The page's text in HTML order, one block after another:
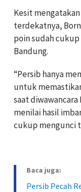
‎Kesit
terdekatnya,
poin sudah
Bandung.
‎“Persib hanya
untuk
saat diwawancara
menilai hasil
cukup mengunci
Baca juga:
Persib Pecah